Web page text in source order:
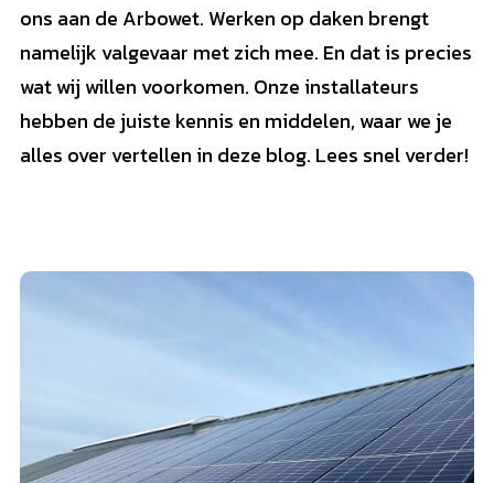
ons aan de Arbowet. Werken op daken brengt
namelijk valgevaar met zich mee. En dat is precies
wat wij willen voorkomen. Onze installateurs
hebben de juiste kennis en middelen, waar we je
alles over vertellen in deze blog. Lees snel verder!